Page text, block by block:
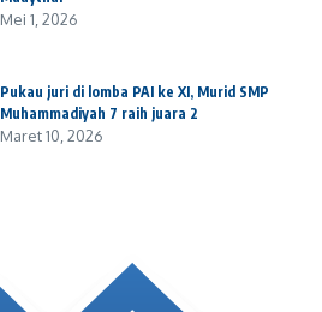
Mei 1, 2026
Pukau juri di lomba PAI ke XI, Murid SMP
Muhammadiyah 7 raih juara 2
Maret 10, 2026